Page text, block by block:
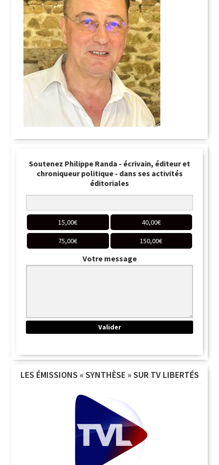
Soutenez Philippe Randa - écrivain, éditeur et
chroniqueur politique - dans ses activités
éditoriales
15,00€ 40,00€
75,00€ 150,00€
Votre message
LES ÉMISSIONS « SYNTHÈSE » SUR TV LIBERTÉS